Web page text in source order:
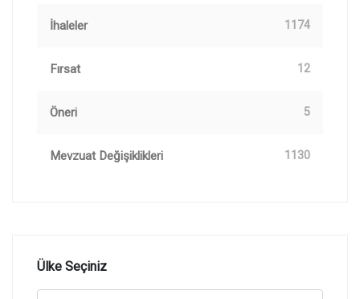
İhaleler 1174
Fırsat 12
Öneri 5
Mevzuat Değişiklikleri 1130
Ülke Seçiniz